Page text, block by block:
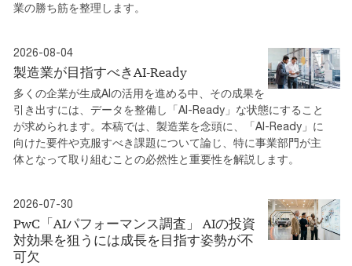
業の勝ち筋を整理します。
2026-08-04
製造業が目指すべきAI-Ready
多くの企業が生成AIの活用を進める中、その成果を
引き出すには、データを整備し「AI-Ready」な状態にすること
が求められます。本稿では、製造業を念頭に、「AI-Ready」に
向けた要件や克服すべき課題について論じ、特に事業部門が主
体となって取り組むことの必然性と重要性を解説します。
2026-07-30
PwC「AIパフォーマンス調査」 AIの投資
対効果を狙うには成長を目指す姿勢が不
可欠